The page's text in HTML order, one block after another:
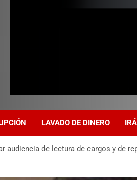
LAVADO DE DINERO
audiencia de lectura de cargos y de